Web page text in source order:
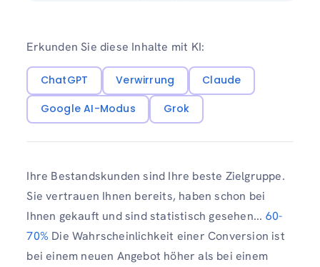
Erkunden Sie diese Inhalte mit KI:
ChatGPT Verwirrung
Claude
Google AI-Modus
Grok
Ihre Bestandskunden sind Ihre beste Zielgruppe.
Sie vertrauen Ihnen bereits, haben schon bei
Ihnen gekauft und sind statistisch gesehen... 60-
70% Die Wahrscheinlichkeit einer Conversion ist
bei einem neuen Angebot höher als bei einem